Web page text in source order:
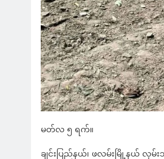
မတ်လ ၅ ရက်။
ချင်းပြည်နယ်၊ ဖလမ်းမြို့နယ် လု